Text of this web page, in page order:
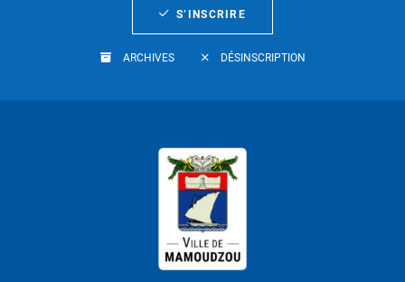
S’INSCRIRE
ARCHIVES DÉSINSCRIPTION